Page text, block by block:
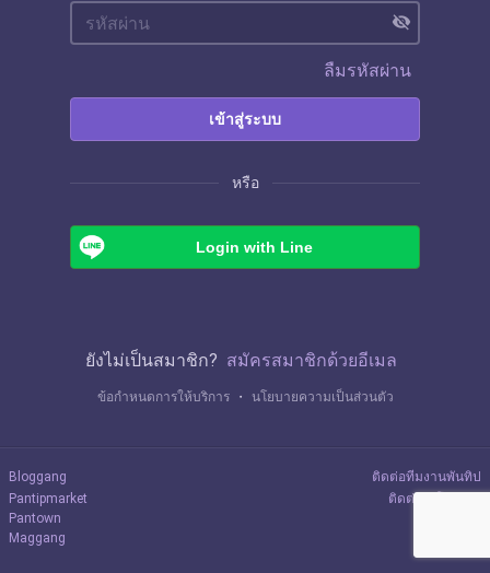
visibility_off
ลืมรหัสผ่าน
เข้าสู่ระบบ
หรือ
Login with Line
ยังไม่เป็นสมาชิก? สมัครสมาชิกด้วยอีเมล
ข้อกำหนดการให้บริการ ・ นโยบายความเป็นส่วนตัว
Bloggang
Pantipmarket
Pantown
Maggang
ติดต่อทีมงานพันทิป
ติดต่อลงโฆษณา